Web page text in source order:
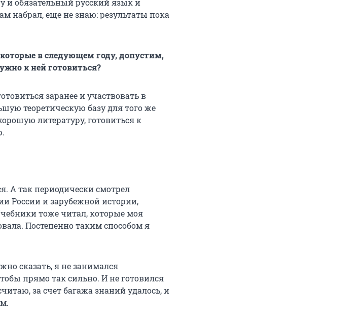
и обязательный русский язык и
набрал, еще не знаю: результаты пока
в следующем году, допустим,
к ней готовиться?
заранее и участвовать в
теоретическую базу для того же
литературу, готовиться к
А так периодически смотрел
России и зарубежной истории,
тоже читал, которые моя
Постепенно таким способом я
сказать, я не занимался
прямо так сильно. И не готовился
за счет багажа знаний удалось, и